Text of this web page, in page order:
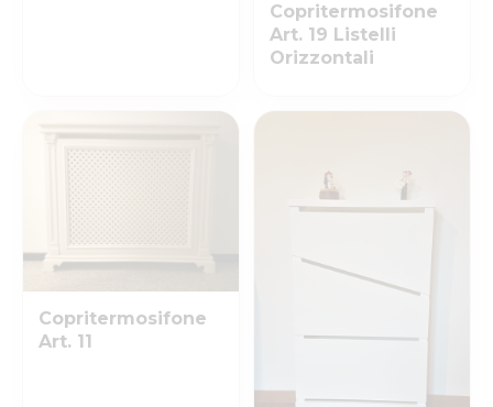
Copritermosifone
Art. 19 Listelli
Orizzontali
Copritermosifone
Art. 11